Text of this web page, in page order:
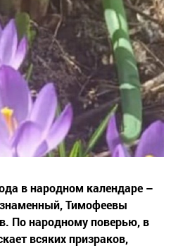
в народном календаре –
Тимофеевы
По народному поверью, в
всяких призраков,